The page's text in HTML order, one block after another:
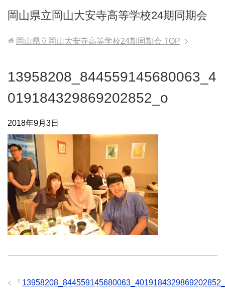
岡山県立岡山大安寺高等学校24期同期会
岡山県立岡山大安寺高等学校24期同期会 TOP
13958208_844559145680063_4
019184329869202852_o
2018年9月3日
「